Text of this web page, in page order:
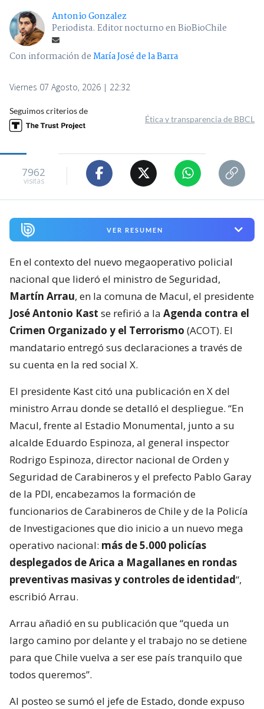
Antonio Gonzalez
Periodista. Editor nocturno en BioBioChile
Con información deMaría José de la Barra
Viernes 07 Agosto, 2026 | 22:32
Seguimos criterios de
Ética y transparencia de BBCL
7962
visitas
VER RESUMEN
En el contexto del nuevo megaoperativo policial
nacional que lideró el ministro de Seguridad,
Martín Arrau, en la comuna de Macul, el presidente
José Antonio Kast se refirió a la Agenda contra el
Crimen Organizado y el Terrorismo (ACOT). El
mandatario entregó sus declaraciones a través de
su cuenta en la red social X.
El presidente Kast citó una publicación en X del
ministro Arrau donde se detalló el despliegue. “En
Macul, frente al Estadio Monumental, junto a su
alcalde Eduardo Espinoza, al general inspector
Rodrigo Espinoza, director nacional de Orden y
Seguridad de Carabineros y el prefecto Pablo Garay
de la PDI, encabezamos la formación de
funcionarios de Carabineros de Chile y de la Policía
de Investigaciones que dio inicio a un nuevo mega
operativo nacional: más de 5.000 policías
desplegados de Arica a Magallanes en rondas
preventivas masivas y controles de identidad“,
escribió Arrau.
Arrau añadió en su publicación que “queda un
largo camino por delante y el trabajo no se detiene
para que Chile vuelva a ser ese país tranquilo que
todos queremos”.
Al posteo se sumó el jefe de Estado, donde expuso